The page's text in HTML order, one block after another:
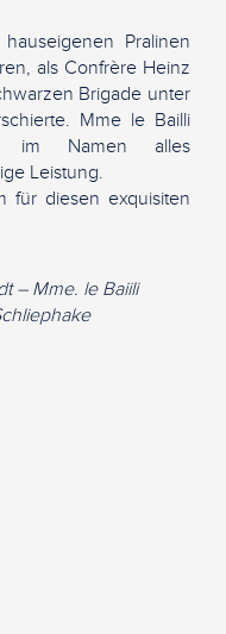
Pralinen
als Confrère Heinz
Brigade unter
Mme le Bailli
im Namen alles
Leistung.
für diesen exquisiten
– Mme. le Baiili